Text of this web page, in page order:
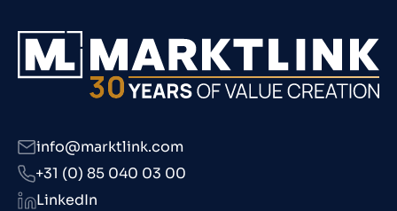
info@marktlink.com
+31 (0) 85 040 03 00
LinkedIn